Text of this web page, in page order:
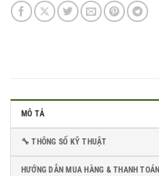
MÔ TẢ
🔧 THÔNG SỐ KỸ THUẬT
HƯỚNG DẪN MUA HÀNG & THANH TOÁN